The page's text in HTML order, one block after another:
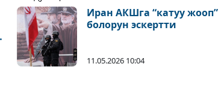
Иран АКШга “катуу жооп”
болорун эскертти
11.05.2026 10:04